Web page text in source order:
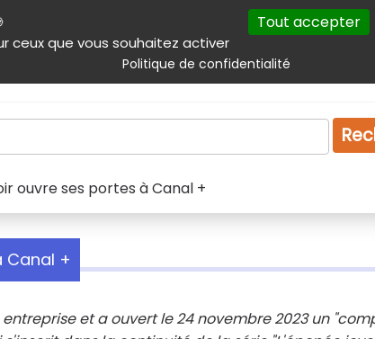
ceux que vous souhaitez activer
Tout accepter
Politique de confidentialité
Autres services Plan
Produits & services Emploi Droit
ouvre ses portes à Canal +
Canal +
et a ouvert le 24 novembre 2023 un